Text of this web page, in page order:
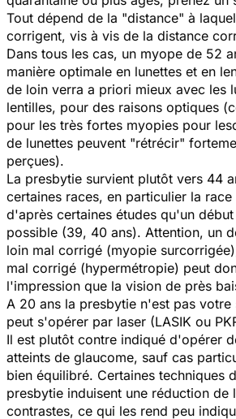
Tout dépend de la "distance" à
corrigent, vis à vis de la distance
Dans tous les cas, un myope de 52
manière optimale en lunettes et en
de loin verra a priori mieux avec les
lentilles, pour des raisons optiques
pour les très fortes myopies pour
de lunettes peuvent "rétrécir"
perçues).
La presbytie survient plutôt vers 44
certaines races, en particulier la
d'après certaines études qu'un
possible (39, 40 ans). Attention, un
loin mal corrigé (myopie
mal corrigé (hypermétropie) peut
l'impression que la vision de près
A 20 ans la presbytie n'est pas
peut s'opérer par laser (LASIK ou
Il est plutôt contre indiqué d'opérer
atteints de glaucome, sauf cas
bien équilibré. Certaines techniques
presbytie induisent une réduction de
contrastes, ce qui les rend peu